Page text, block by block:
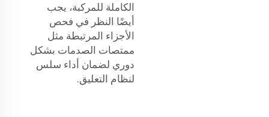
الكاملة للمركبة، يجب
أيضًا النظر في فحص
الأجزاء المرتبطة مثل
ممتصات الصدمات بشكل
دوري لضمان أداء سلس
لنظام التعليق.